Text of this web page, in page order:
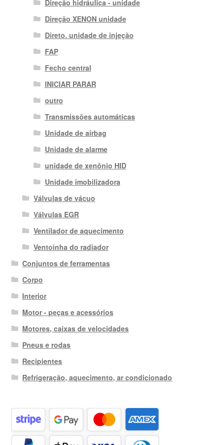
Direção hidráulica - unidade
Direção XENON unidade
Direto. unidade de injeção
FAP
Fecho central
INICIAR PARAR
outro
Transmissões automáticas
Unidade de airbag
Unidade de alarme
unidade de xenônio HID
Unidade imobilizadora
Válvulas de vácuo
Válvulas EGR
Ventilador de aquecimento
Ventoinha do radiador
Conjuntos de ferramentas
Corpo
Interior
Motor - peças e acessórios
Motores, caixas de velocidades
Pneus e rodas
Recipientes
Refrigeração, aquecimento, ar condicionado